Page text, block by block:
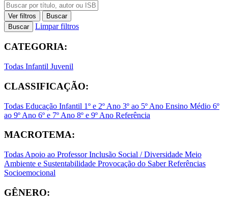
Ver filtros
Buscar
Buscar
Limpar filtros
CATEGORIA:
Todas Infantil Juvenil
CLASSIFICAÇÃO:
Todas Educação Infantil 1º e 2º Ano 3º ao 5º Ano Ensino Médio 6º
ao 9º Ano 6º e 7º Ano 8º e 9º Ano Referência
MACROTEMA:
Todas Apoio ao ProfessorInclusão Social / Diversidade Meio
Ambiente e Sustentabilidade Provocação do SaberReferências
Socioemocional
GÊNERO: